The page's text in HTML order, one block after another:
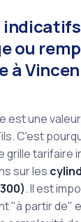
ou
à
est une
C'est
grille tarifaire
sur les
. Il est
"à partir de"